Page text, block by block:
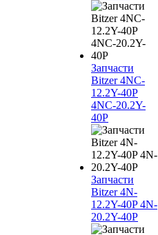
Запчасти
Bitzer 4NC-
12.2Y-40P
4NC-20.2Y-
40P
Запчасти
Bitzer 4N-
12.2Y-40P 4N-
20.2Y-40P